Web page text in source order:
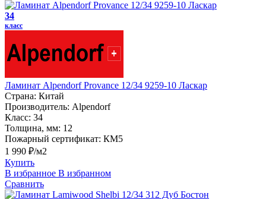
34
класс
Ламинат Alpendorf Provance 12/34 9259-10 Ласкар
Страна: Китай
Производитель: Alpendorf
Класс: 34
Толщина, мм: 12
Пожарный сертификат: КМ5
1 990 ₽/м2
Купить
В избранное В избранном
Сравнить